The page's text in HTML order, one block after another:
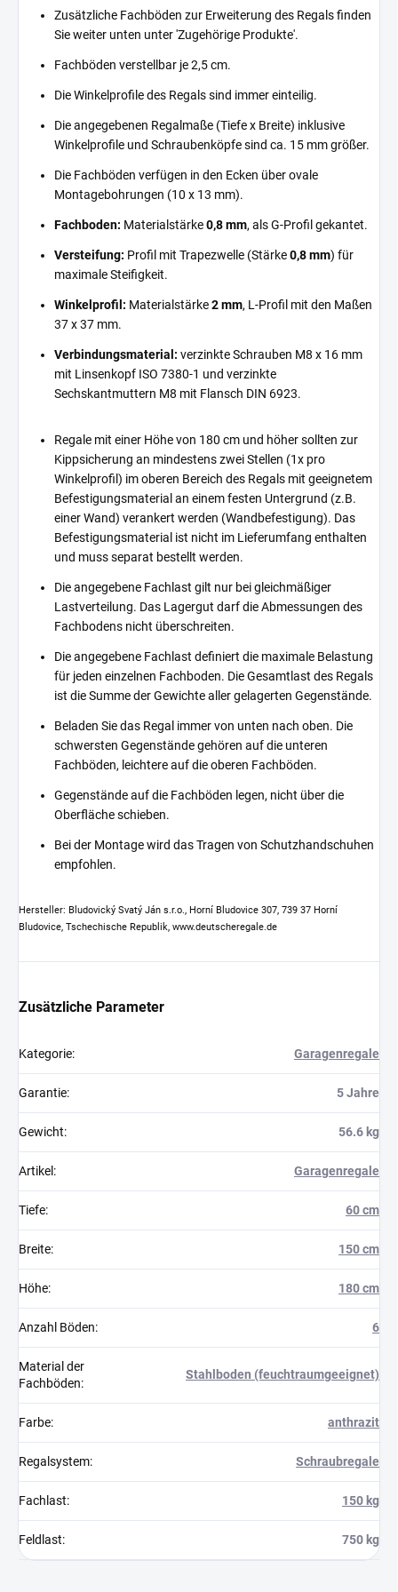
Zusätzliche Fachböden zur Erweiterung des Regals finden
Sie weiter unten unter 'Zugehörige Produkte'.
Fachböden verstellbar je 2,5 cm.
Die Winkelprofile des Regals sind immer einteilig.
Die angegebenen Regalmaße (Tiefe x Breite) inklusive
Winkelprofile und Schraubenköpfe sind ca. 15 mm größer.
Die Fachböden verfügen in den Ecken über ovale
Montagebohrungen (10 x 13 mm).
Fachboden: Materialstärke0,8 mm, als G-Profil gekantet.
Versteifung: Profil mit Trapezwelle (Stärke0,8 mm) für
maximale Steifigkeit.
Winkelprofil: Materialstärke2 mm, L-Profil mit den Maßen
37 x 37 mm.
Verbindungsmaterial: verzinkte Schrauben M8 x 16 mm
mit Linsenkopf ISO 7380-1 und verzinkte
Sechskantmuttern M8 mit Flansch DIN 6923.
Regale mit einer Höhe von 180 cm und höher sollten zur
Kippsicherung an mindestens zwei Stellen (1x pro
Winkelprofil) im oberen Bereich des Regals mit geeignetem
Befestigungsmaterial an einem festen Untergrund (z.B.
einer Wand) verankert werden (Wandbefestigung). Das
Befestigungsmaterial ist nicht im Lieferumfang enthalten
und muss separat bestellt werden.
Die angegebene Fachlast gilt nur bei gleichmäßiger
Lastverteilung. Das Lagergut darf die Abmessungen des
Fachbodens nicht überschreiten.
Die angegebene Fachlast definiert die maximale Belastung
für jeden einzelnen Fachboden. Die Gesamtlast des Regals
ist die Summe der Gewichte aller gelagerten Gegenstände.
Beladen Sie das Regal immer von unten nach oben. Die
schwersten Gegenstände gehören auf die unteren
Fachböden, leichtere auf die oberen Fachböden.
Gegenstände auf die Fachböden legen, nicht über die
Oberfläche schieben.
Bei der Montage wird das Tragen von Schutzhandschuhen
empfohlen.
Hersteller: Bludovický Svatý Ján s.r.o., Horní Bludovice 307, 739 37 Horní
Bludovice, Tschechische Republik, www.deutscheregale.de
Zusätzliche Parameter
Kategorie: Garagenregale
Garantie: 5 Jahre
Gewicht: 56.6 kg
Artikel : Garagenregale
Tiefe: 60 cm
Breite: 150 cm
Höhe: 180 cm
Anzahl Böden: 6
Material der
Fachböden:
Stahlboden (feuchtraumgeeignet)
Farbe: anthrazit
Regalsystem: Schraubregale
Fachlast: 150 kg
Feldlast: 750 kg